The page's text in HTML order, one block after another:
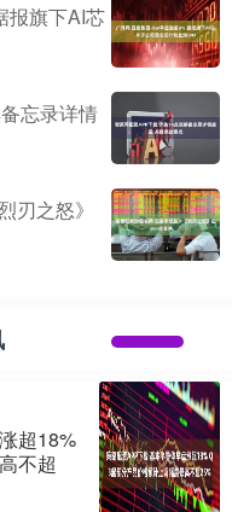
报旗下AI芯
忘录详情
刃之怒》
超18%
不超